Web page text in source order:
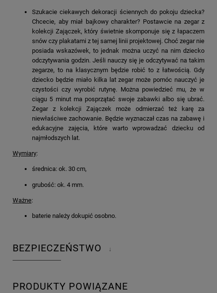
Szukacie ciekawych dekoracji ściennych do pokoju dziecka?
Chcecie, aby miał bajkowy charakter? Postawcie na zegar z
kolekcji Zajączek, który świetnie skomponuje się z łapaczem
snów czy plakatami z tej samej linii projektowej. Choć zegar nie
posiada wskazówek, to jednak można uczyć na nim dziecko
odczytywania godzin. Jeśli nauczy się je odczytywać na takim
zegarze, to na klasycznym będzie robić to z łatwością. Gdy
dziecko będzie miało kilka lat zegar może pomóc nauczyć je
czystości czy wyrobić rutynę. Można powiedzieć mu, że w
ciągu 5 minut ma posprzątać swoje zabawki albo się ubrać.
Zegar z kolekcji Zajączek może odmierzać też karę za
niewłaściwe zachowanie. Będzie wyznaczał czas na zabawę i
edukacyjne zajęcia, które warto wprowadzać dziecku od
najmłodszych lat.
Wymiary:
średnica: ok. 30 cm,
grubość: ok. 4 mm.
Ważne:
baterie należy dokupić osobno.
BEZPIECZEŃSTWO ↓
PRODUKTY POWIĄZANE